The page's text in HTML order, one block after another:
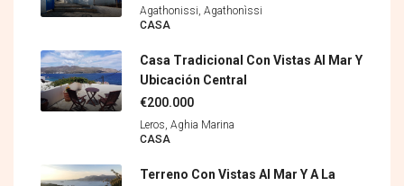
Agathonissi, Agathonìssi
CASA
Casa Tradicional Con Vistas Al Mar Y
Ubicación Central
€200.000
Leros, Aghia Marina
CASA
Terreno Con Vistas Al Mar Y A La